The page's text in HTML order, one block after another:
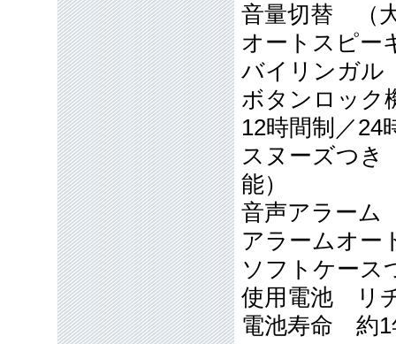
音量切替 （
オートスピー
バイリンガル
ボタンロック
12時間制／24
スヌーズつき
能）
音声アラー
アラームオー
ソフトケース
使用電池 リ
電池寿命 約1